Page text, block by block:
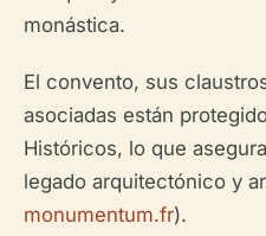
monástica.
El convento, sus
asociadas están
Históricos, lo que
legado arquitectónico y
monumentum.fr).